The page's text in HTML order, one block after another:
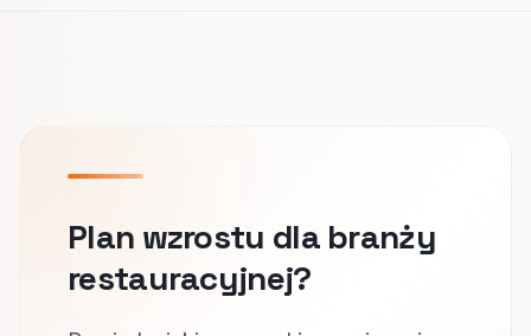
Plan wzrostu dla branży
restauracyjnej?